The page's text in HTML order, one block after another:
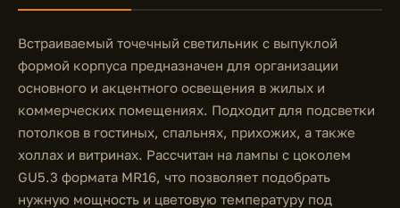
Встраиваемый точечный светильник с выпуклой
формой корпуса предназначен для организации
основного и акцентного освещения в жилых и
коммерческих помещениях. Подходит для подсветки
потолков в гостиных, спальнях, прихожих, а также
холлах и витринах. Рассчитан на лампы с цоколем
GU5.3 формата MR16, что позволяет подобрать
нужную мощность и цветовую температуру под